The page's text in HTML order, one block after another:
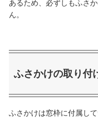
あるため、必ずしもふさ
ん。
ふさかけの取り付
ふさかけは窓枠に付属し